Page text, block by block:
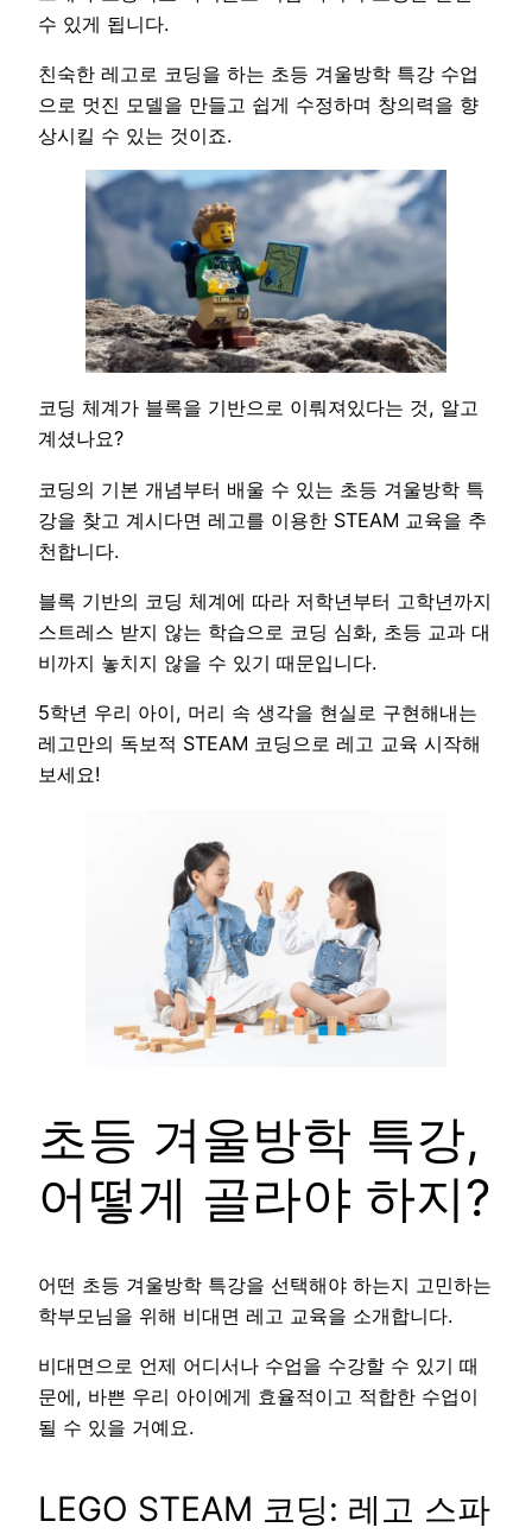
수 있게 됩니다.
친숙한 레고로 코딩을 하는 초등 겨울방학 특강 수업
으로 멋진 모델을 만들고 쉽게 수정하며 창의력을 향
상시킬 수 있는 것이죠.
코딩 체계가 블록을 기반으로 이뤄져있다는 것, 알고
계셨나요?
코딩의 기본 개념부터 배울 수 있는 초등 겨울방학 특
강을 찾고 계시다면 레고를 이용한 STEAM 교육을 추
천합니다.
블록 기반의 코딩 체계에 따라 저학년부터 고학년까지
스트레스 받지 않는 학습으로 코딩 심화, 초등 교과 대
비까지 놓치지 않을 수 있기 때문입니다.
5학년 우리 아이, 머리 속 생각을 현실로 구현해내는
레고만의 독보적 STEAM 코딩으로 레고 교육 시작해
보세요!
초등 겨울방학 특강,
어떻게 골라야 하지?
어떤 초등 겨울방학 특강을 선택해야 하는지 고민하는
학부모님을 위해 비대면 레고 교육을 소개합니다.
비대면으로 언제 어디서나 수업을 수강할 수 있기 때
문에, 바쁜 우리 아이에게 효율적이고 적합한 수업이
될 수 있을 거예요.
LEGO STEAM 코딩: 레고 스파